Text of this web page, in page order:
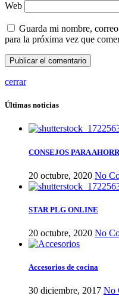
Web
Guarda mi nombre,
para la próxima vez que
cerrar
Últimas noticias
CONSEJOS PARA
20 octubre, 2020 No
STAR PLG ONLINE
20 octubre, 2020 No
Accesorios de cocina
30 diciembre, 2017 No